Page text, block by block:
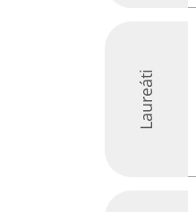
Laureáti